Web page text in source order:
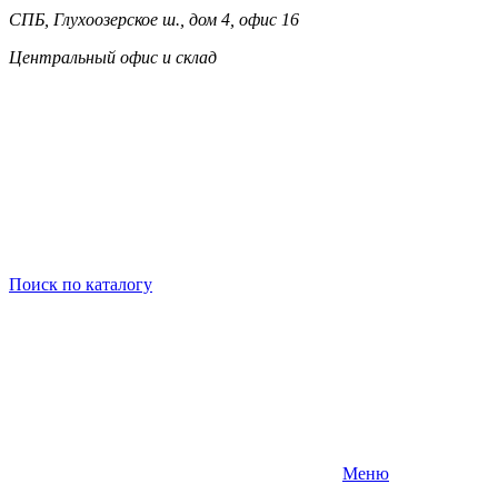
СПБ, Глухоозерское ш., дом 4, офис 16
Центральный офис и склад
Поиск по каталогу
Меню